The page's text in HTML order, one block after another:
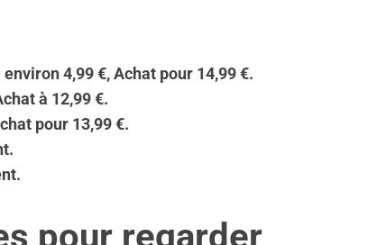
environ 4,99 €,Achat pour 14,99 €.
à 12,99 €.
pour 13,99 €.
pour regarder